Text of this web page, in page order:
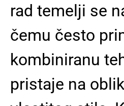
rad temelji se
čemu često
kombiniranu
pristaje na